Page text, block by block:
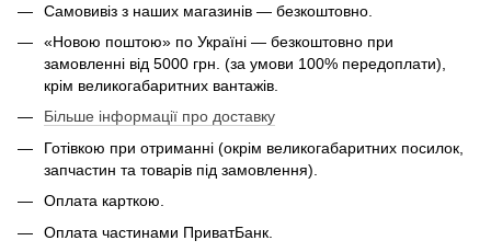
Самовивіз з наших магазинів — безкоштовно.
«Новою поштою» по Україні — безкоштовно при
замовленні від 5000 грн. (за умови 100% передоплати),
крім великогабаритних вантажів.
Більше інформації про доставку
Готівкою при отриманні (окрім великогабаритних посилок,
запчастин та товарів під замовлення).
Оплата карткою.
Оплата частинами ПриватБанк.